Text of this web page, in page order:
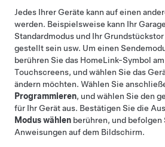
Jedes Ihrer Geräte kann auf einen
werden. Beispielsweise kann Ihr
Standardmodus und Ihr
gestellt sein usw. Um einen
berühren Sie das HomeLink-Symbol
Touchscreens, und wählen Sie das
ändern möchten. Wählen Sie
Programmieren, und wählen Sie den
für Ihr Gerät aus. Bestätigen Sie die
Modus wählen berühren, und befolgen
Anweisungen auf dem Bildschirm.